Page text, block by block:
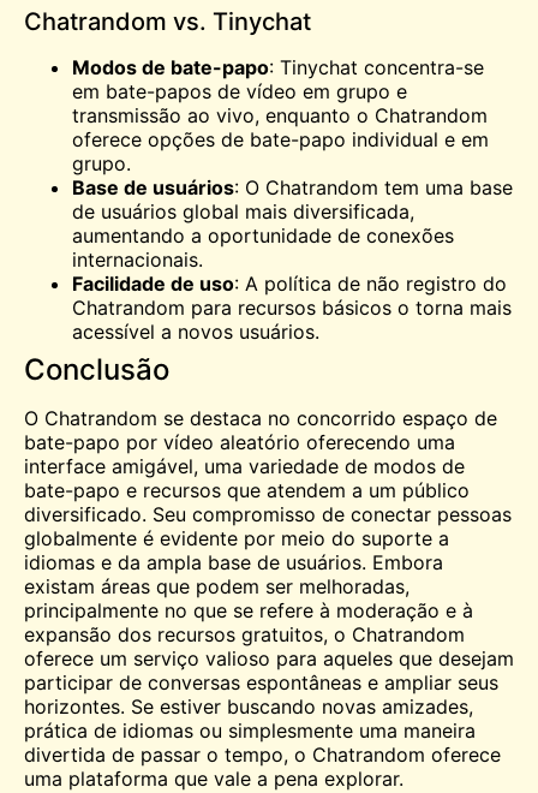
Chatrandom vs. Tinychat
Modos de bate-papo: Tinychat concentra-se
em bate-papos de vídeo em grupo e
transmissão ao vivo, enquanto o Chatrandom
oferece opções de bate-papo individual e em
grupo.
Base de usuários: O Chatrandom tem uma base
de usuários global mais diversificada,
aumentando a oportunidade de conexões
internacionais.
Facilidade de uso: A política de não registro do
Chatrandom para recursos básicos o torna mais
acessível a novos usuários.
Conclusão
O Chatrandom se destaca no concorrido espaço de
bate-papo por vídeo aleatório oferecendo uma
interface amigável, uma variedade de modos de
bate-papo e recursos que atendem a um público
diversificado. Seu compromisso de conectar pessoas
globalmente é evidente por meio do suporte a
idiomas e da ampla base de usuários. Embora
existam áreas que podem ser melhoradas,
principalmente no que se refere à moderação e à
expansão dos recursos gratuitos, o Chatrandom
oferece um serviço valioso para aqueles que desejam
participar de conversas espontâneas e ampliar seus
horizontes. Se estiver buscando novas amizades,
prática de idiomas ou simplesmente uma maneira
divertida de passar o tempo, o Chatrandom oferece
uma plataforma que vale a pena explorar.